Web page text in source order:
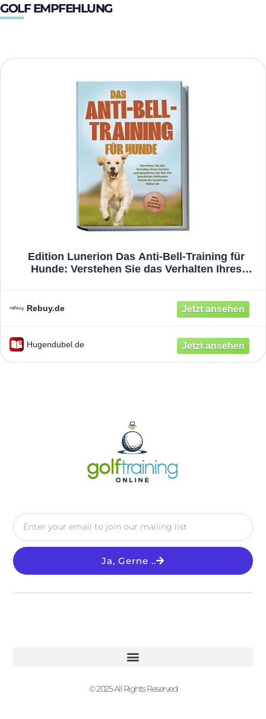
GOLF EMPFEHLUNG
Edition Lunerion Das Anti-Bell-Training für
Hunde: Verstehen Sie das Verhalten Ihres
vieler Übungen & Techniken
Rebuy.de
Hugendubel.de
Ja, Gerne ..
© 2025 All Rights Reserved